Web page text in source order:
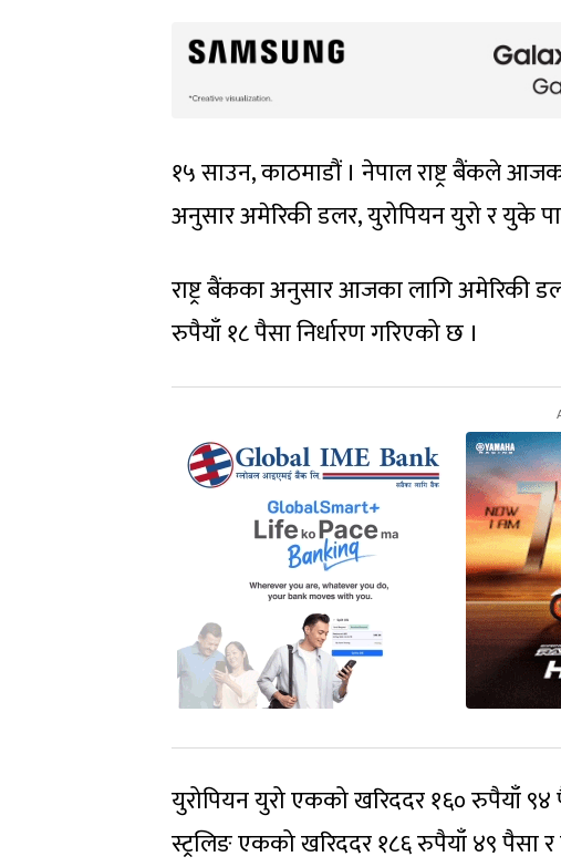
१५ साउन, काठमाडौं । नेपाल राष्ट्र बैंकले
अनुसार अमेरिकी डलर, युरोपियन युरो र युके
राष्ट्र बैंकका अनुसार आजका लागि अमेरिकी
रुपैयाँ १८ पैसा निर्धारण गरिएको छ ।
युरोपियन युरो एकको खरिददर १६० रुपैयाँ ९४
स्ट्रलिङ एकको खरिददर १८६ रुपैयाँ ४९ पैसा